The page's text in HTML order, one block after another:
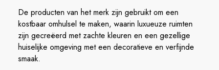
De producten van het merk zijn gebruikt om een
kostbaar omhulsel te maken, waarin luxueuze ruimten
zijn gecreëerd met zachte kleuren en een gezellige
huiselijke omgeving met een decoratieve en verfijnde
smaak.